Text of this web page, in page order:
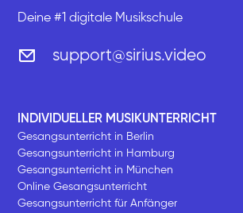
Deine #1 digitale Musikschule
support@sirius.video
INDIVIDUELLER MUSIKUNTERRICHT
Gesangsunterricht in Berlin
Gesangsunterricht in Hamburg
Gesangsunterricht in München
Online Gesangsunterricht
Gesangsunterricht für Anfänger